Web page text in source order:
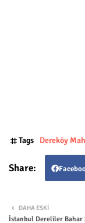
Tags Dereköy
DAHA ESKI
İstanbul Dereliler Bahar